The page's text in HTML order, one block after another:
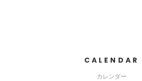
CALENDAR
カレンダー